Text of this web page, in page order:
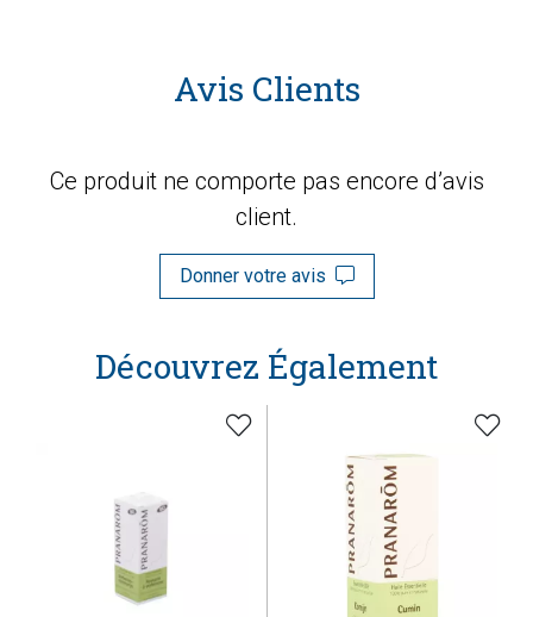
Avis Clients
Ce produit ne comporte pas encore d’avis
client.
Donner votre avis
Découvrez Également